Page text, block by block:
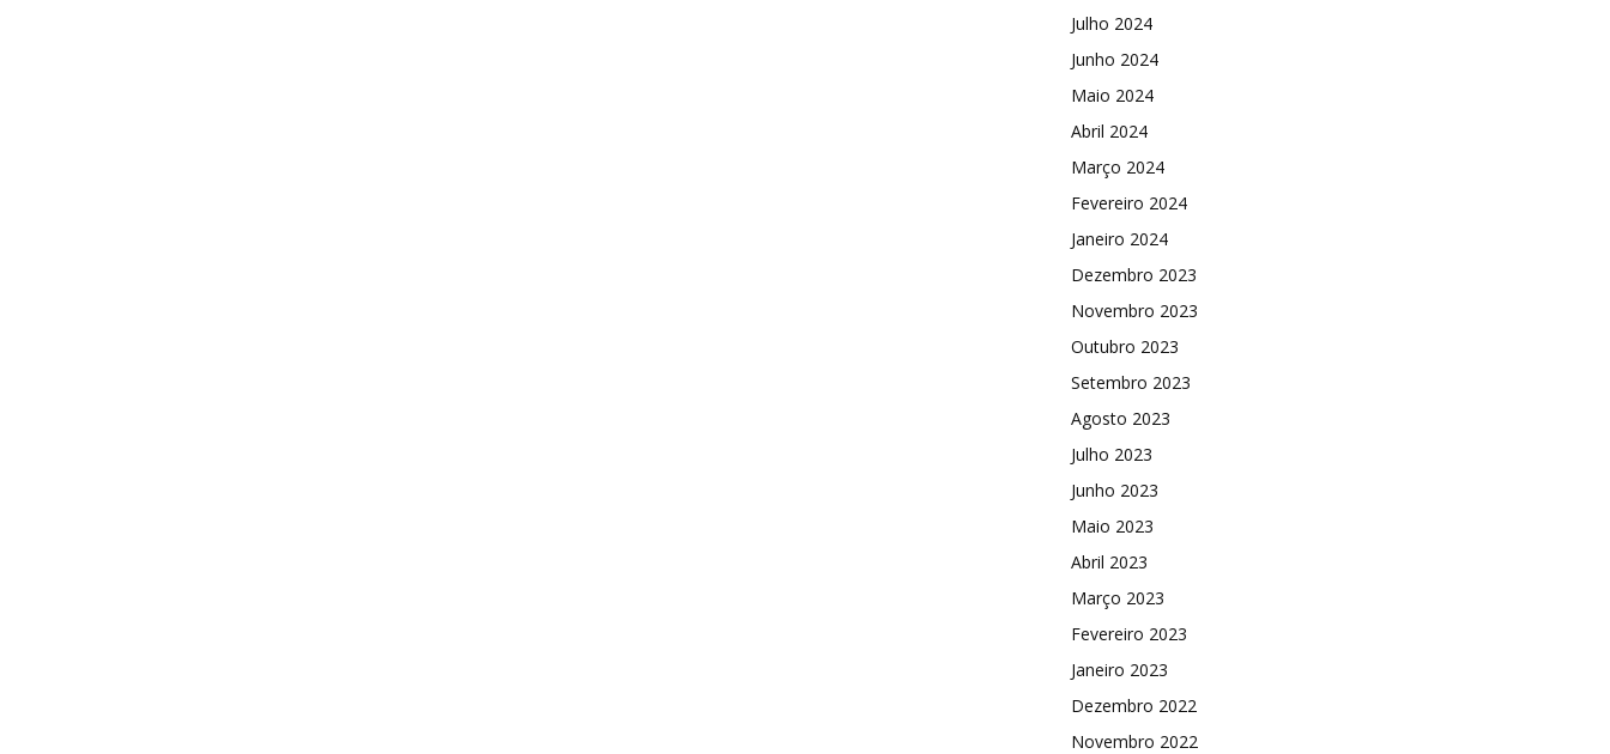
Julho 2024
Junho 2024
Maio 2024
Abril 2024
Março 2024
Fevereiro 2024
Janeiro 2024
Dezembro 2023
Novembro 2023
Outubro 2023
Setembro 2023
Agosto 2023
Julho 2023
Junho 2023
Maio 2023
Abril 2023
Março 2023
Fevereiro 2023
Janeiro 2023
Dezembro 2022
Novembro 2022